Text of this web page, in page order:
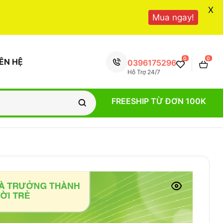
HỆ 0396175296
Hỗ Trợ 24/7
0 0
FREESHIP TỪ ĐƠN 100K
Mua ngay!
X